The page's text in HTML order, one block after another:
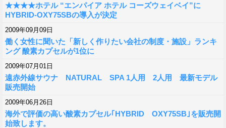
★★★★ホテル “エンパイア ホテル コーズウェイベイ”に
HYBRID-OXY75SBの導入が決定
2009年09月09日
働く女性に聞いた「新しく作りたい会社の制度・施設」ランキ
ング 酸素カプセルが1位に
2009年07月01日
遠赤外線サウナ NATURAL SPA 1人用 2人用 最新モデル
販売開始
2009年06月26日
海外で評価の高い酸素カプセル｢HYBRID OXY75SB｣を販売開
始致します。